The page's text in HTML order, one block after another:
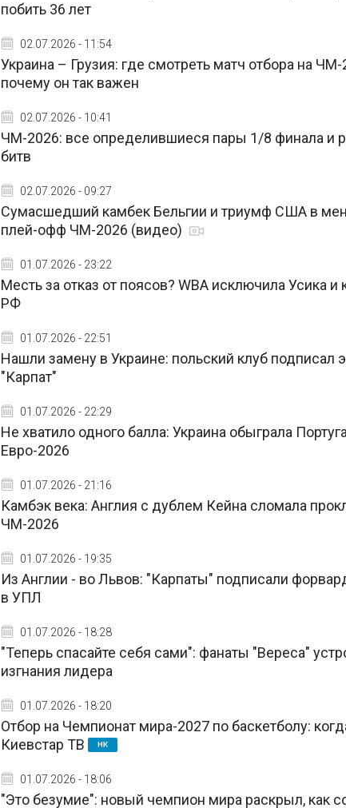
побить 36 лет
02.07.2026 - 11:54
Украина – Грузия: где смотреть матч отбора на
почему он так важен
02.07.2026 - 10:41
ЧМ-2026: все определившиеся пары 1/8 финала и
битв
02.07.2026 - 09:27
Сумасшедший камбек Бельгии и триумф США в
плей-офф ЧМ-2026 (видео)
01.07.2026 - 23:22
Месть за отказ от поясов? WBA исключила Усика и
РФ
01.07.2026 - 22:51
Нашли замену в Украине: польский клуб подписал
"Карпат"
01.07.2026 - 22:29
Не хватило одного балла: Украина обыграла
Евро-2026
01.07.2026 - 21:16
Камбэк века: Англия с дублем Кейна сломала
ЧМ-2026
01.07.2026 - 19:35
Из Англии - во Львов: "Карпаты" подписали
в УПЛ
01.07.2026 - 18:28
"Теперь спасайте себя сами": фанаты "Вереса"
изгнания лидера
01.07.2026 - 18:20
Отбор на Чемпионат мира-2027 по баскетболу:
Киевстар ТВ
01.07.2026 - 18:06
"Это безумие": новый чемпион мира раскрыл, как